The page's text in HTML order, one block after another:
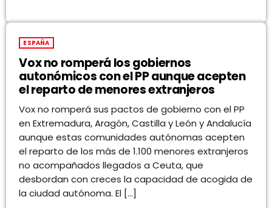
ESPAÑA
Vox no romperá los gobiernos
autonómicos con el PP aunque acepten
el reparto de menores extranjeros
Vox no romperá sus pactos de gobierno con el PP
en Extremadura, Aragón, Castilla y León y Andalucía
aunque estas comunidades autónomas acepten
el reparto de los más de 1.100 menores extranjeros
no acompañados llegados a Ceuta, que
desbordan con creces la capacidad de acogida de
la ciudad autónoma. El […]